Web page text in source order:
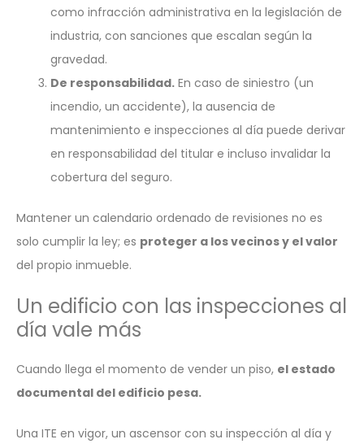
como infracción administrativa en la legislación de
industria, con sanciones que escalan según la
gravedad.
De responsabilidad. En caso de siniestro (un
incendio, un accidente), la ausencia de
mantenimiento e inspecciones al día puede derivar
en responsabilidad del titular e incluso invalidar la
cobertura del seguro.
Mantener un calendario ordenado de revisiones no es
solo cumplir la ley; es proteger a los vecinos y el valor
del propio inmueble.
Un edificio con las inspecciones al
día vale más
Cuando llega el momento de vender un piso, el estado
documental del edificio pesa.
Una ITE en vigor, un ascensor con su inspección al día y